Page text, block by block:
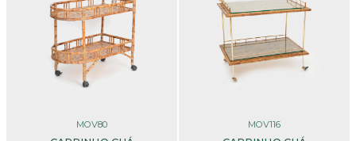
MOV80 MOV116